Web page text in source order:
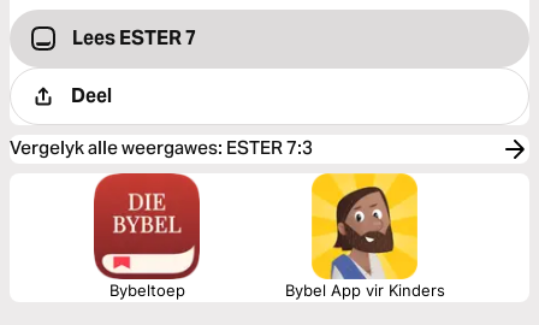
Lees ESTER 7
Deel
Vergelyk alle weergawes: ESTER 7:3
Bybeltoep Bybel App vir Kinders